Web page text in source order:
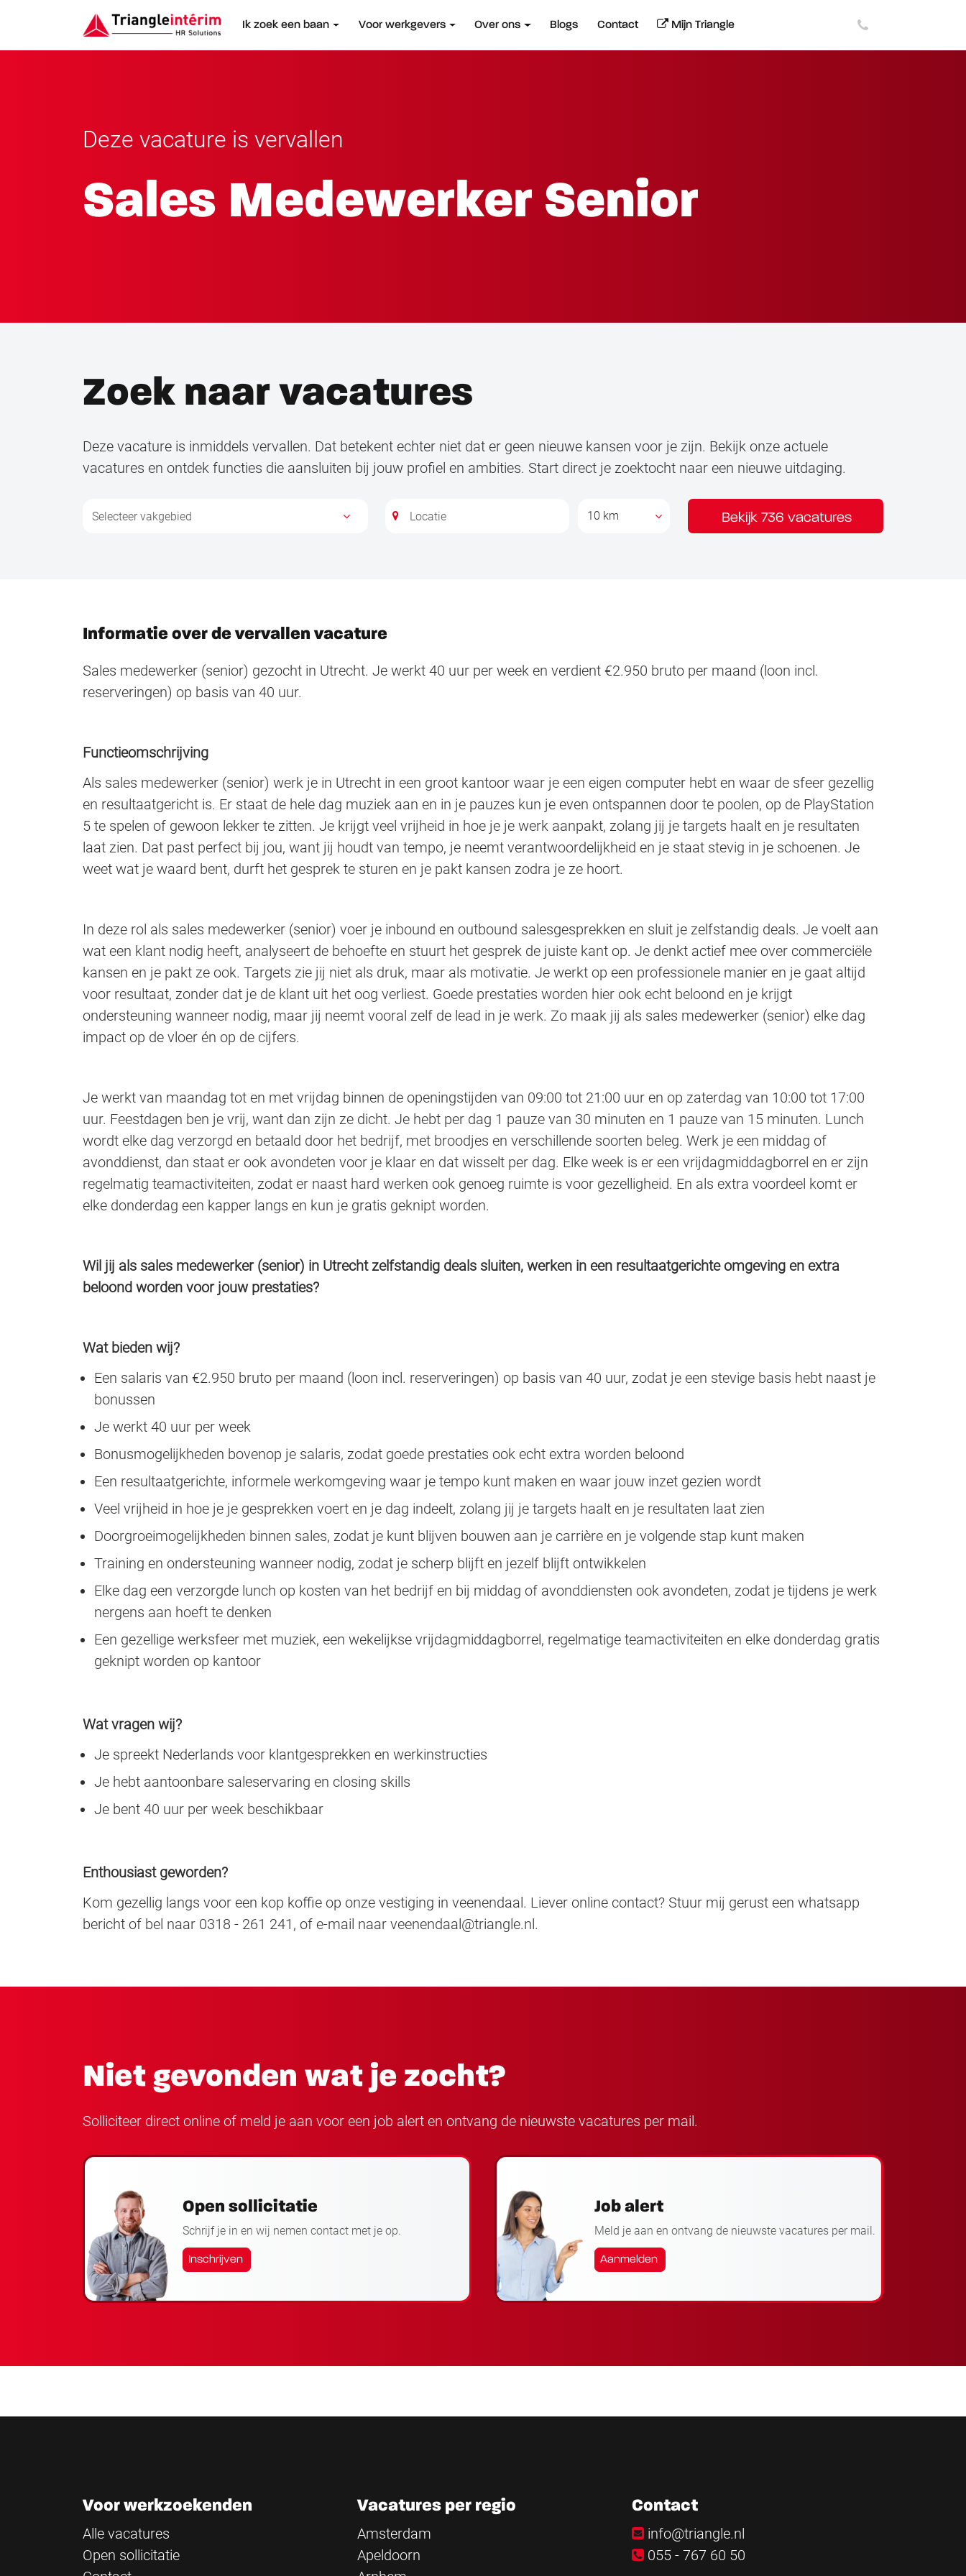
Ik zoek een baan Voor werkgevers Over ons Blogs Contact Mijn Triangle
Deze vacature is vervallen
Sales Medewerker Senior
Zoek naar vacatures
Deze vacature is inmiddels vervallen. Dat betekent echter niet dat er geen nieuwe kansen voor je zijn. Bekijk onze actuele
vacatures en ontdek functies die aansluiten bij jouw profiel en ambities. Start direct je zoektocht naar een nieuwe uitdaging.
10 km Bekijk 736 vacatures
Informatie over de vervallen vacature
Sales medewerker (senior) gezocht in Utrecht. Je werkt 40 uur per week en verdient €2.950 bruto per maand (loon incl.
reserveringen) op basis van 40 uur.
Functieomschrijving
Als sales medewerker (senior) werk je in Utrecht in een groot kantoor waar je een eigen computer hebt en waar de sfeer gezellig
en resultaatgericht is. Er staat de hele dag muziek aan en in je pauzes kun je even ontspannen door te poolen, op de PlayStation
5 te spelen of gewoon lekker te zitten. Je krijgt veel vrijheid in hoe je je werk aanpakt, zolang jij je targets haalt en je resultaten
laat zien. Dat past perfect bij jou, want jij houdt van tempo, je neemt verantwoordelijkheid en je staat stevig in je schoenen. Je
weet wat je waard bent, durft het gesprek te sturen en je pakt kansen zodra je ze hoort.
In deze rol als sales medewerker (senior) voer je inbound en outbound salesgesprekken en sluit je zelfstandig deals. Je voelt aan
wat een klant nodig heeft, analyseert de behoefte en stuurt het gesprek de juiste kant op. Je denkt actief mee over commerciële
kansen en je pakt ze ook. Targets zie jij niet als druk, maar als motivatie. Je werkt op een professionele manier en je gaat altijd
voor resultaat, zonder dat je de klant uit het oog verliest. Goede prestaties worden hier ook echt beloond en je krijgt
ondersteuning wanneer nodig, maar jij neemt vooral zelf de lead in je werk. Zo maak jij als sales medewerker (senior) elke dag
impact op de vloer én op de cijfers.
Je werkt van maandag tot en met vrijdag binnen de openingstijden van 09:00 tot 21:00 uur en op zaterdag van 10:00 tot 17:00
uur. Feestdagen ben je vrij, want dan zijn ze dicht. Je hebt per dag 1 pauze van 30 minuten en 1 pauze van 15 minuten. Lunch
wordt elke dag verzorgd en betaald door het bedrijf, met broodjes en verschillende soorten beleg. Werk je een middag of
avonddienst, dan staat er ook avondeten voor je klaar en dat wisselt per dag. Elke week is er een vrijdagmiddagborrel en er zijn
regelmatig teamactiviteiten, zodat er naast hard werken ook genoeg ruimte is voor gezelligheid. En als extra voordeel komt er
elke donderdag een kapper langs en kun je gratis geknipt worden.
Wil jij als sales medewerker (senior) in Utrecht zelfstandig deals sluiten, werken in een resultaatgerichte omgeving en extra
beloond worden voor jouw prestaties?
Wat bieden wij?
Een salaris van €2.950 bruto per maand (loon incl. reserveringen) op basis van 40 uur, zodat je een stevige basis hebt naast je
bonussen
Je werkt 40 uur per week
Bonusmogelijkheden bovenop je salaris, zodat goede prestaties ook echt extra worden beloond
Een resultaatgerichte, informele werkomgeving waar je tempo kunt maken en waar jouw inzet gezien wordt
Veel vrijheid in hoe je je gesprekken voert en je dag indeelt, zolang jij je targets haalt en je resultaten laat zien
Doorgroeimogelijkheden binnen sales, zodat je kunt blijven bouwen aan je carrière en je volgende stap kunt maken
Training en ondersteuning wanneer nodig, zodat je scherp blijft en jezelf blijft ontwikkelen
Elke dag een verzorgde lunch op kosten van het bedrijf en bij middag of avonddiensten ook avondeten, zodat je tijdens je werk
nergens aan hoeft te denken
Een gezellige werksfeer met muziek, een wekelijkse vrijdagmiddagborrel, regelmatige teamactiviteiten en elke donderdag gratis
geknipt worden op kantoor
Wat vragen wij?
Je spreekt Nederlands voor klantgesprekken en werkinstructies
Je hebt aantoonbare saleservaring en closing skills
Je bent 40 uur per week beschikbaar
Enthousiast geworden?
Kom gezellig langs voor een kop koffie op onze vestiging in veenendaal. Liever online contact? Stuur mij gerust een whatsapp
bericht of bel naar 0318 - 261 241, of e-mail naar veenendaal@triangle.nl.
Niet gevonden wat je zocht?
Solliciteer direct online of meld je aan voor een job alert en ontvang de nieuwste vacatures per mail.
Open sollicitatie
Schrijf je in en wij nemen contact met je op.
Inschrijven
Job alert
Meld je aan en ontvang de nieuwste vacatures per mail.
Aanmelden
Voor werkzoekenden
Alle vacatures
Open sollicitatie
Vacatures per regio
Amsterdam
Apeldoorn
Contact
info@triangle.nl
055 - 767 60 50